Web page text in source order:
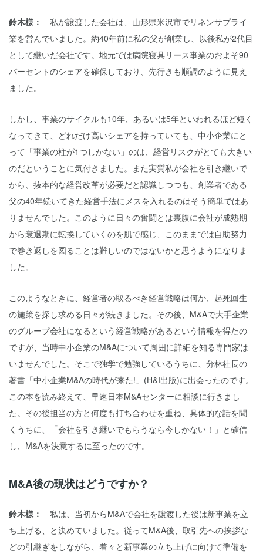
鈴木様： 私が譲渡した会社は、山形県米沢市でリネンサプライ
業を営んでいました。約40年前に私の父が創業し、以後私が2代目
として継いだ会社です。地元では病院寝具リース事業のおよそ90
パーセントのシェアを確保しており、先行きも順調のように見え
ました。
しかし、事業のサイクルも10年、あるいは5年といわれるほど短く
なってきて、どれだけ高いシェアを持っていても、中小企業にと
って「事業の柱が1つしかない」のは、経営リスクがとても大きい
のだということに気付きました。また実質私が会社を引き継いで
から、抜本的な経営改革が必要だと認識しつつも、創業者である
父の40年続いてきた経営手法にメスを入れるのはそう簡単ではあ
りませんでした。このように日々の奮闘とは裏腹に会社が成熟期
から衰退期に転換していくのを肌で感じ、このままでは自助努力
で巻き返しを図ることは難しいのではないかと思うようになりま
した。
このようなときに、経営者の取るべき経営戦略は何か、起死回生
の施策を探し求める日々が続きました。その後、M&Aで大手企業
のグループ会社になるという経営戦略があるという情報を得たの
ですが、当時中小企業のM&Aについて周囲に詳細を知る専門家は
いませんでした。そこで独学で勉強しているうちに、分林社長の
著書「中小企業M&Aの時代が来た!」(H&I出版)に出会ったのです。
この本を読み終えて、早速日本M&Aセンターに相談に行きまし
た。その後担当の方と何度も打ち合わせを重ね、具体的な話を聞
くうちに、「会社を引き継いでもらうなら今しかない！」と確信
し、M&Aを決意するに至ったのです。
M&A後の現状はどうですか？
鈴木様： 私は、当初からM&Aで会社を譲渡した後は新事業を立
ち上げる、と決めていました。従ってM&A後、取引先への挨拶な
どの引継ぎをしながら、着々と新事業の立ち上げに向けて準備を